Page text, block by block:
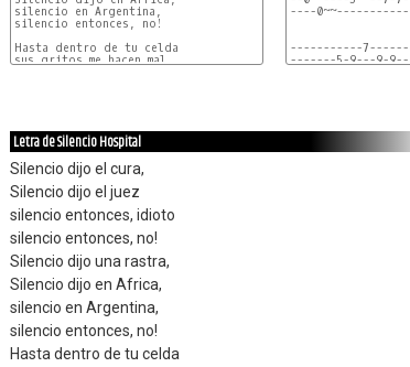
silencio en Argentina,
silencio entonces, no!
Hasta dentro de tu celda
sus gritos me hacen mal
----
-----------
-------5-9---9-
Letra de Silencio Hospital
Silencio dijo el cura,
Silencio dijo el juez
silencio entonces, idioto
silencio entonces, no!
Silencio dijo una rastra,
Silencio dijo en Africa,
silencio en Argentina,
silencio entonces, no!
Hasta dentro de tu celda